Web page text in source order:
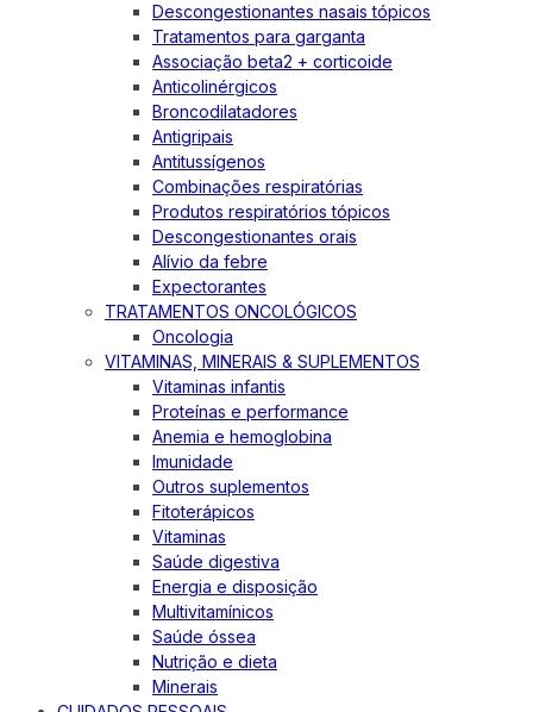
Descongestionantes nasais tópicos
Tratamentos para garganta
Associação beta2 + corticoide
Anticolinérgicos
Broncodilatadores
Antigripais
Antitussígenos
Combinações respiratórias
Produtos respiratórios tópicos
Descongestionantes orais
Alívio da febre
Expectorantes
TRATAMENTOS ONCOLÓGICOS
Oncologia
VITAMINAS, MINERAIS & SUPLEMENTOS
Vitaminas infantis
Proteínas e performance
Anemia e hemoglobina
Imunidade
Outros suplementos
Fitoterápicos
Vitaminas
Saúde digestiva
Energia e disposição
Multivitamínicos
Saúde óssea
Nutrição e dieta
Minerais